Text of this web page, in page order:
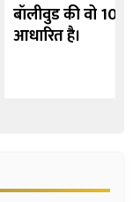
बॉलीवुड की वो 10
आधारित है।